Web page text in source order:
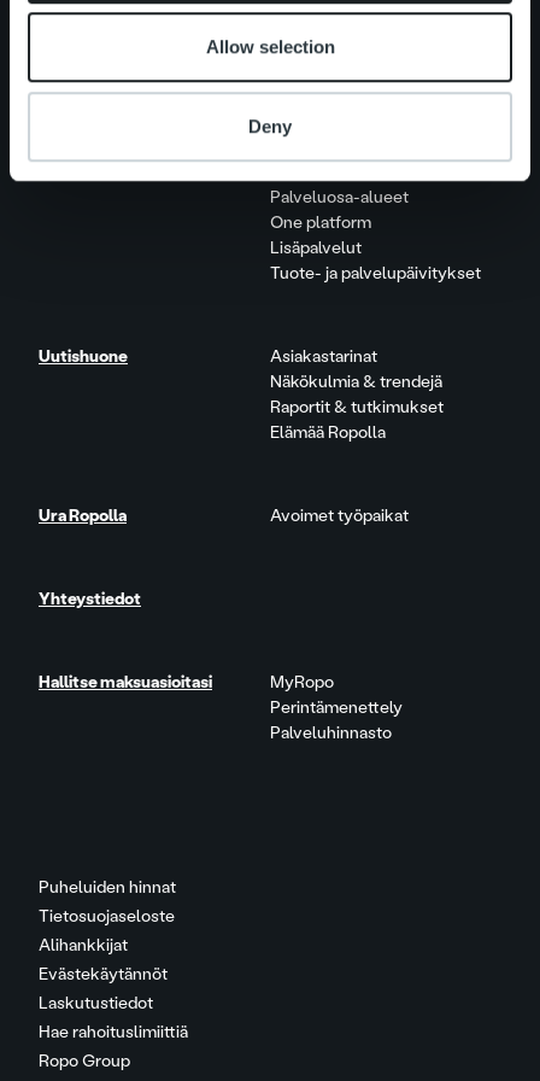
Allow selection
Deny
Puheluiden hinnat
Tietosuojaseloste
Alihankkijat
Evästekäytännöt
Laskutustiedot
Hae rahoituslimiittiä
Ropo Group
Johto ja organisaatio
Vastuullisuus
Palveluosa-alueet
One platform
Lisäpalvelut
Tuote- ja palvelupäivitykset
Uutishuone
Asiakastarinat
Näkökulmia & trendejä
Raportit & tutkimukset
Elämää Ropolla
Ura Ropolla Avoimet työpaikat
Yhteystiedot
Hallitse maksuasioitasi
MyRopo
Perintämenettely
Palveluhinnasto